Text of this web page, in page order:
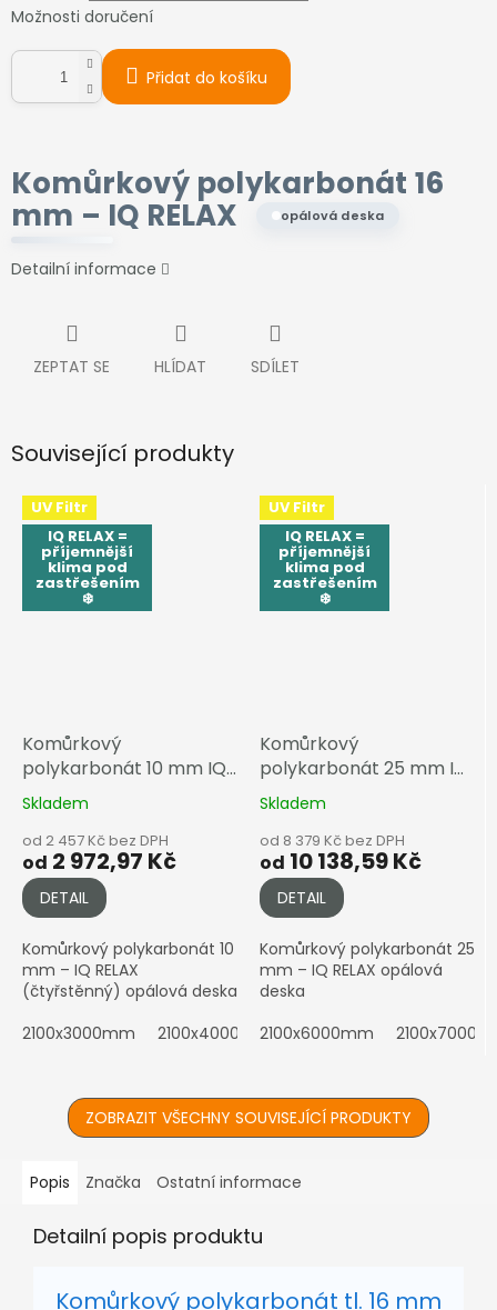
Možnosti doručení
Přidat do košíku
Komůrkový polykarbonát 16
mm – IQ RELAX opálová deska
Detailní informace
ZEPTAT SE HLÍDAT SDÍLET
Související produkty
UV Filtr
IQ RELAX =
příjemnější
klima pod
zastřešením
❄️
Komůrkový
polykarbonát 10 mm IQ
RELAX
Skladem
od 2 457 Kč bez DPH
od 2 972,97 Kč
DETAIL
Komůrkový polykarbonát 10
mm – IQ RELAX
(čtyřstěnný) opálová deska
2100x3000mm
2100x4000mm 2100x5000mm
UV Filtr
IQ RELAX =
příjemnější
klima pod
zastřešením
❄️
Komůrkový
polykarbonát 25 mm IQ
RELAX
Skladem
od 8 379 Kč bez DPH
od 10 138,59 Kč
DETAIL
Komůrkový polykarbonát 25
mm – IQ RELAX opálová
deska
2100x6000mm
ZOBRAZIT VŠECHNY SOUVISEJÍCÍ PRODUKTY
Popis Značka Ostatní informace
Detailní popis produktu
Komůrkový polykarbonát tl. 16 mm